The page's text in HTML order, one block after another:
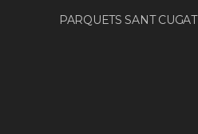
PARQUETS SANT CUGAT